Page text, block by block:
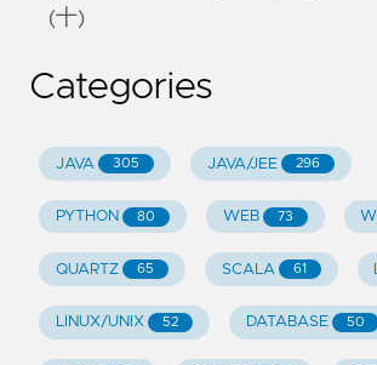
(十)
Categories
JAVA 305 JAVA/JEE 296
PYTHON 80 WEB 73
QUARTZ 65 SCALA 61
LINUX/UNIX 52 DATABASE 50